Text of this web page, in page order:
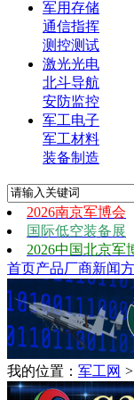
军用存储
通信指挥
测控测试
激光光电
北斗导航
安防监控
军工电子
军工材料
装备制造
2026南京军博会
国际低空装备展
2026中国北京军
首页产品厂商新闻
我的位置： 军工网 >